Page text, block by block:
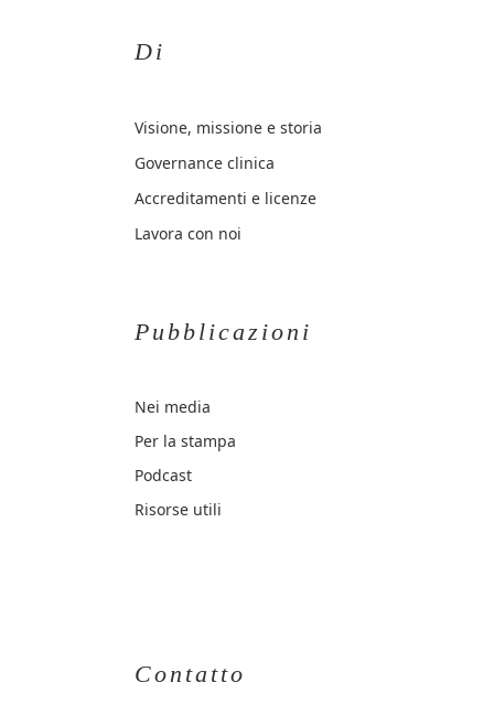
Di
Visione, missione e storia
Governance clinica
Accreditamenti e licenze
Lavora con noi
Pubblicazioni
Nei media
Per la stampa
Podcast
Risorse utili
Contatto